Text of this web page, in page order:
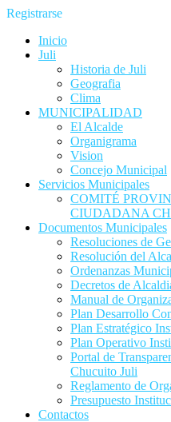
Registrarse
Inicio
Juli
Historia de Juli
Geografia
Clima
MUNICIPALIDAD
El Alcalde
Organigrama
Vision
Concejo Municipal
Servicios Municipales
COMITÉ
CIUDADANA
Documentos Municipales
Resoluciones de
Resolución del
Ordenanzas
Decretos de
Manual de
Plan Desarrollo
Plan Estratégico
Plan Operativo
Portal de
Chucuito Juli
Reglamento de
Presupuesto
Contactos